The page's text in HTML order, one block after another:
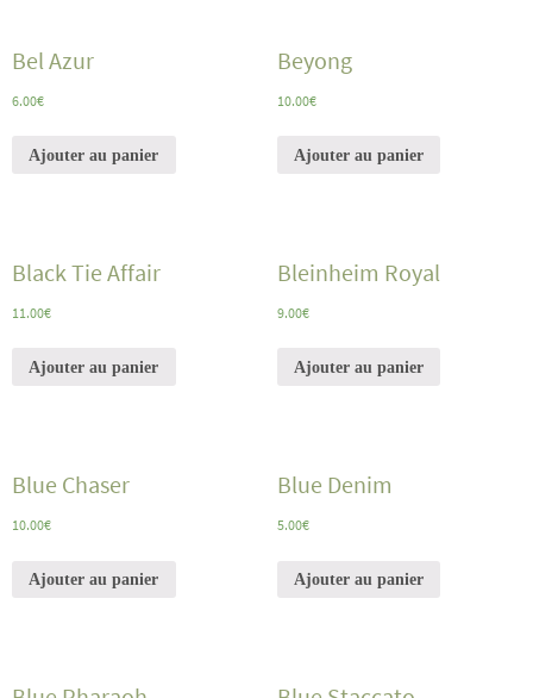
Bel Azur
6.00€
Ajouter au panier
Beyong
10.00€
Ajouter au panier
Black Tie Affair
11.00€
Ajouter au panier
Bleinheim Royal
9.00€
Ajouter au panier
Blue Chaser
10.00€
Ajouter au panier
Blue Denim
5.00€
Ajouter au panier